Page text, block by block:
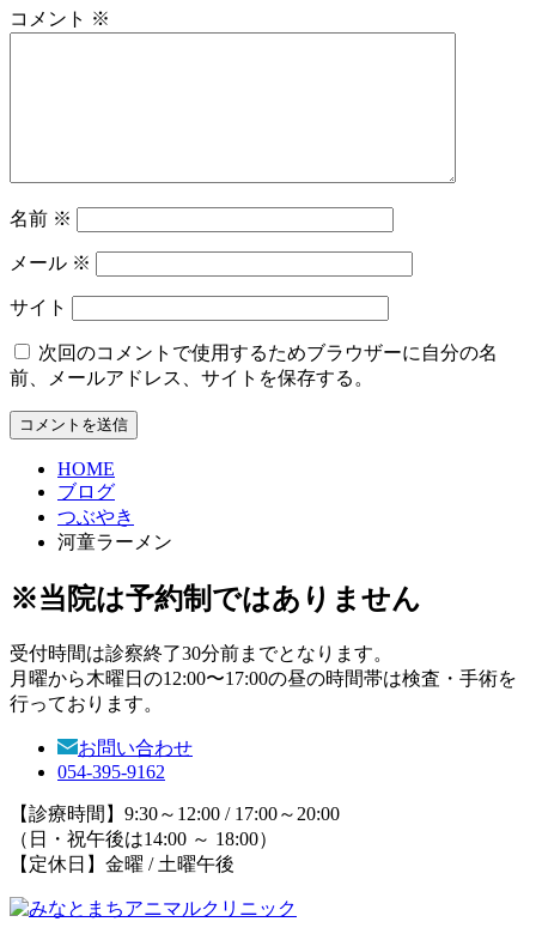
コメント ※
名前 ※
メール ※
サイト
次回のコメントで使用するためブラウザーに自分の名
前、メールアドレス、サイトを保存する。
HOME
ブログ
つぶやき
河童ラーメン
※当院は予約制ではありません
受付時間は診察終了30分前までとなります。
月曜から木曜日の12:00〜17:00の昼の時間帯は検査・手術を
行っております。
お問い合わせ
054-395-9162
【診療時間】9:30～12:00 / 17:00～20:00
（日・祝午後は14:00 ～ 18:00）
【定休日】金曜 / 土曜午後